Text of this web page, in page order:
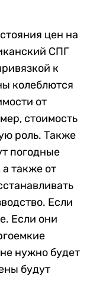
цен на
СПГ
к
колеблются
от
стоимость
роль. Также
погодные
также от
Если
Если они
нужно будет
будут